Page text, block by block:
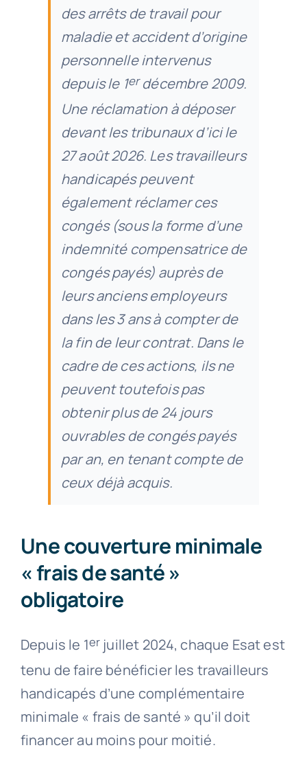
des arrêts de travail pour
maladie et accident d’origine
personnelle intervenus
depuis le 1erdécembre 2009.
Une réclamation à déposer
devant les tribunaux d’ici le
27 août 2026. Les travailleurs
handicapés peuvent
également réclamer ces
congés (sous la forme d’une
indemnité compensatrice de
congés payés) auprès de
leurs anciens employeurs
dans les 3 ans à compter de
la fin de leur contrat. Dans le
cadre de ces actions, ils ne
peuvent toutefois pas
obtenir plus de 24 jours
ouvrables de congés payés
par an, en tenant compte de
ceux déjà acquis.
Une couverture minimale
« frais de santé »
obligatoire
Depuis le 1er juillet 2024, chaque Esat est
tenu de faire bénéficier les travailleurs
handicapés d’une complémentaire
minimale « frais de santé » qu’il doit
financer au moins pour moitié.